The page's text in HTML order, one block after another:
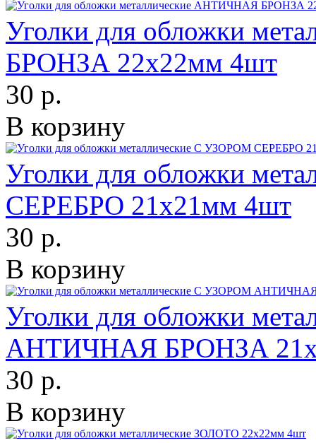
Уголки для обложки
БРОНЗА 22х22мм 4шт
30 р.
В корзину
Уголки для обложки
СЕРЕБРО 21х21мм 4шт
30 р.
В корзину
Уголки для обложки
АНТИЧНАЯ БРОНЗА
30 р.
В корзину